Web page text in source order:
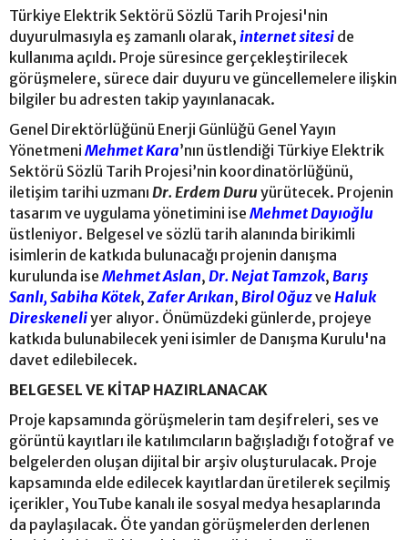
Türkiye Elektrik Sektörü Sözlü Tarih Projesi'nin
duyurulmasıyla eş zamanlı olarak, internet sitesi de
kullanıma açıldı. Proje süresince gerçekleştirilecek
görüşmelere, sürece dair duyuru ve güncellemelere ilişkin
bilgiler bu adresten takip yayınlanacak.
Genel Direktörlüğünü Enerji Günlüğü Genel Yayın
Yönetmeni Mehmet Kara’nın üstlendiği Türkiye Elektrik
Sektörü Sözlü Tarih Projesi’nin koordinatörlüğünü,
iletişim tarihi uzmanı Dr. Erdem Duruyürütecek. Projenin
tasarım ve uygulama yönetimini ise Mehmet Dayıoğlu
üstleniyor. Belgesel ve sözlü tarih alanında birikimli
isimlerin de katkıda bulunacağı projenin danışma
kurulunda ise Mehmet Aslan, Dr. Nejat Tamzok, Barış
Sanlı, Sabiha Kötek, Zafer Arıkan, Birol Oğuzve Haluk
Direskeneliyer alıyor. Önümüzdeki günlerde, projeye
katkıda bulunabilecek yeni isimler de Danışma Kurulu'na
davet edilebilecek.
BELGESEL VE KİTAP HAZIRLANACAK
Proje kapsamında görüşmelerin tam deşifreleri, ses ve
görüntü kayıtları ile katılımcıların bağışladığı fotoğraf ve
belgelerden oluşan dijital bir arşiv oluşturulacak. Proje
kapsamında elde edilecek kayıtlardan üretilerek seçilmiş
içerikler, YouTube kanalı ile sosyal medya hesaplarında
da paylaşılacak. Öte yandan görüşmelerden derlenen